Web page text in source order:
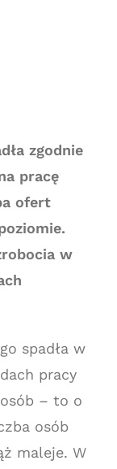
zgodnie
pracę
ofert
w
spadła w
pracy
– to o
osób
maleje. W